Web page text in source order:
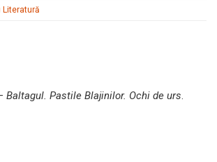
Literatură
Baltagul. Pastile Blajinilor. Ochi de urs.